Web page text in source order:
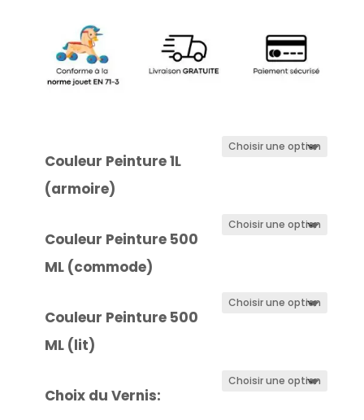
Couleur Peinture 1L
(armoire)
Couleur Peinture 500
ML (commode)
Couleur Peinture 500
ML (lit)
Choix du Vernis: